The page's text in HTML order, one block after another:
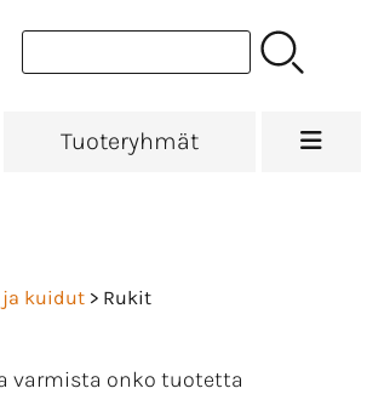
Tuoteryhmät
ja kuidut > Rukit
varmista onko tuotetta